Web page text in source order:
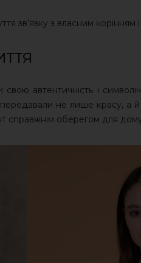
зв’язку з власним
автентичність і
не лише красу, а
справжнім оберегом для